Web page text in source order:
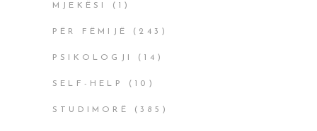
MJEKËSI (1)
PËR FËMIJË (243)
PSIKOLOGJI (14)
SELF-HELP (10)
STUDIMORË (385)